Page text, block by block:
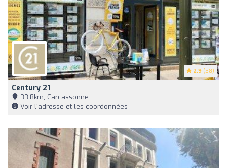
2.9 (58)
Century 21
33,8km, Carcassonne
Voir l'adresse et les coordonnées